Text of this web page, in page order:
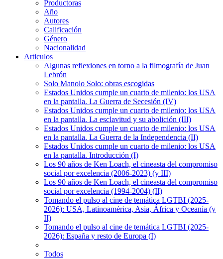
Productoras
Año
Autores
Calificación
Género
Nacionalidad
Articulos
Algunas reflexiones en torno a la filmografía de Juan
Lebrón
Solo Manolo Solo: obras escogidas
Estados Unidos cumple un cuarto de milenio: los USA
en la pantalla. La Guerra de Secesión (IV)
Estados Unidos cumple un cuarto de milenio: los USA
en la pantalla. La esclavitud y su abolición (III)
Estados Unidos cumple un cuarto de milenio: los USA
en la pantalla. La Guerra de la Independencia (II)
Estados Unidos cumple un cuarto de milenio: los USA
en la pantalla. Introducción (I)
Los 90 años de Ken Loach, el cineasta del compromiso
social por excelencia (2006-2023) (y III)
Los 90 años de Ken Loach, el cineasta del compromiso
social por excelencia (1994-2004) (II)
Tomando el pulso al cine de temática LGTBI (2025-
2026): USA, Latinoamérica, Asia, África y Oceanía (y
II)
Tomando el pulso al cine de temática LGTBI (2025-
2026): España y resto de Europa (I)
Todos